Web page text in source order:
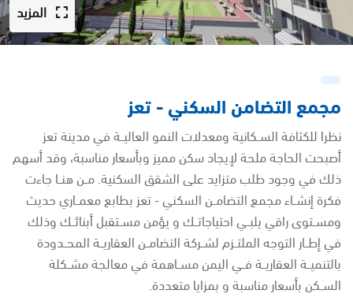
المزيد
مجمع التضامن السكني - تعز
نظرا للكثافة الســكانية ومعدلات النمو العاليــة في مدينة تعز
أصبحت الحاجة ملحة لإيجاد سكن مميز وبأسعار مناسبة، وقد أسهم
ذلك في وجود طلب متزايد على الشقق السكنية. مــن هنــا جاءت
فكرة إنشــاء مجمع التضامــن السكني - تعز بطابع معمــاري حديث
ومســتوى راقي يلبــي احتياجاتــك و يؤمن مســتقبل أبنائــك وذلك
في إطــار التوجه الملتــزم لشــركة التضامــن العقاريــة المحــدودة
بالتنميــة العقاريــة فــي اليمن مســاهمة في معالجة مشــكلة
الســكن بأسعار مناسبة و بمزايا متعددة.